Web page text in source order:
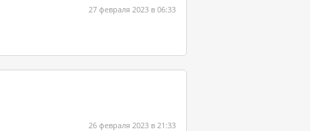
27 февраля 2023 в 06:33
26 февраля 2023 в 21:33